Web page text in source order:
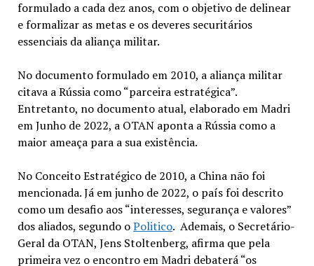
formulado a cada dez anos, com o objetivo de delinear
e formalizar as metas e os deveres securitários
essenciais da aliança militar.
No documento formulado em 2010, a aliança militar
citava a Rússia como “parceira estratégica”.
Entretanto, no documento atual, elaborado em Madri
em Junho de 2022, a OTAN aponta a Rússia como a
maior ameaça para a sua existência.
No Conceito Estratégico de 2010, a China não foi
mencionada. Já em junho de 2022, o país foi descrito
como um desafio aos “interesses, segurança e valores”
dos aliados, segundo oPolitico. Ademais, o Secretário-
Geral da OTAN, Jens Stoltenberg, afirma que pela
primeira vez o encontro em Madri debaterá “os